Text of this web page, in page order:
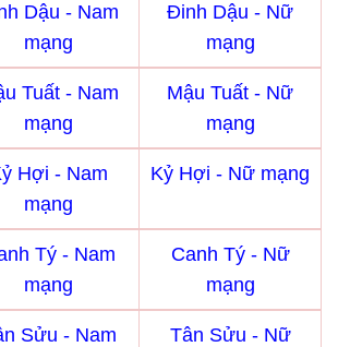
Dậu - Nam
mạng
Đinh Dậu - Nữ
mạng
Tuất - Nam
mạng
Mậu Tuất - Nữ
mạng
Hợi - Nam
mạng
Kỷ Hợi - Nữ mạng
Tý - Nam
mạng
Canh Tý - Nữ
mạng
Sửu - Nam
Tân Sửu - Nữ